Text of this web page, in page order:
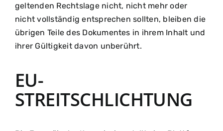
geltenden Rechtslage nicht, nicht mehr oder
nicht vollständig entsprechen sollten, bleiben die
übrigen Teile des Dokumentes in ihrem Inhalt und
ihrer Gültigkeit davon unberührt.
EU-
STREITSCHLICHTUNG